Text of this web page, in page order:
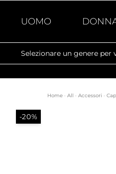
UOMO
Selezionare un genere per
Home · All · Accessori ·
-20%